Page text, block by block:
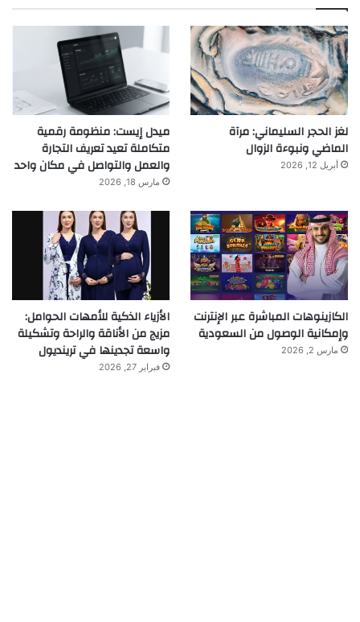
لغز الحجر السليماني: مرآة
الماضي ونبوءة الزوال
أبريل 12, 2026
ميدل إيست: منظومة رقمية
متكاملة تعيد تعريف التجارة
والعمل والتواصل في مكان واحد
مارس 18, 2026
الكازينوهات المباشرة عبر الإنترنت
وإمكانية الوصول من السعودية
مارس 2, 2026
الأزياء الذكية للأمهات الحوامل:
مزيج من الأناقة والراحة وتشكيلة
واسعة تجدينها في ترينديول
فبراير 27, 2026